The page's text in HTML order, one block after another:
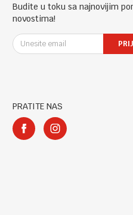
Budite u toku sa najnovijim
novostima!
PRATITE NAS